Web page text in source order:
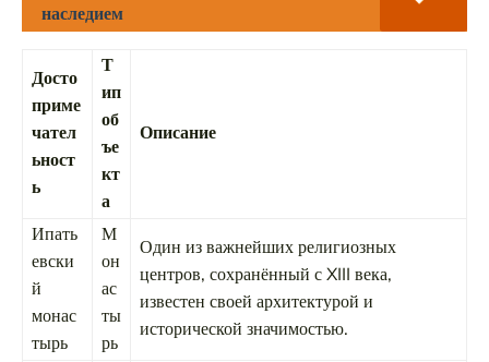
наследием
Досто
приме
чател
ьност
ь
Т
ип
об
ъе
кт
а
Описание
Ипать
евски
й
монас
тырь
М
он
ас
ты
рь
Один из важнейших религиозных
центров, сохранённый с XIII века,
известен своей архитектурой и
исторической значимостью.